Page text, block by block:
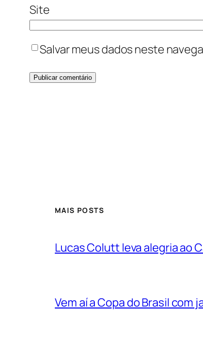
Site
Salvar meus dados neste
MAIS POSTS
Lucas Colutt leva alegria ao
Vem aí a Copa do Brasil com